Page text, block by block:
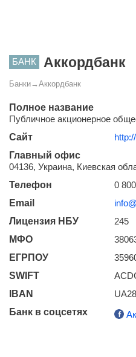
БАНК Аккордбанк
Банки→ Аккордбанк
Полное название
Публичное акционерное
Сайт
Главный офис
04136, Украина, Киевская
Телефон
0
Email
Лицензия НБУ
245
МФО
ЕГРПОУ
SWIFT
IBAN
Банк в соцсетях